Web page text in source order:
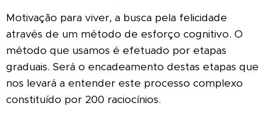
Motivação para viver, a busca pela felicidade
através de um método de esforço cognitivo. O
método que usamos é efetuado por etapas
graduais. Será o encadeamento destas etapas que
nos levará a entender este processo complexo
constituído por 200 raciocínios.